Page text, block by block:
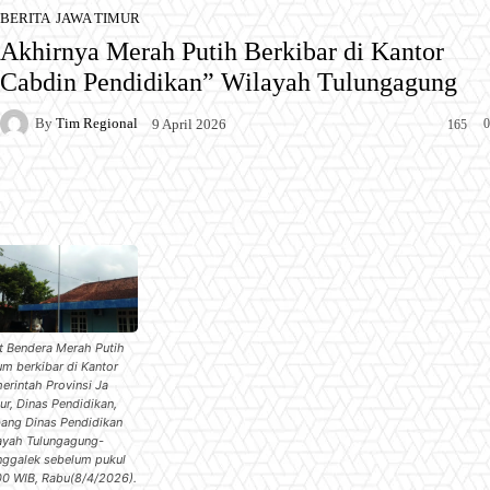
BERITA JAWA TIMUR
Akhirnya Merah Putih Berkibar di Kantor
Cabdin Pendidikan” Wilayah Tulungagung
By Tim Regional 9 April 2026 0
165
Bendera Merah Putih
berkibar di Kantor
Provinsi Ja
Dinas Pendidikan,
Dinas Pendidikan
Tulungagung-
sebelum pukul
WIB, Rabu(8/4/2026).